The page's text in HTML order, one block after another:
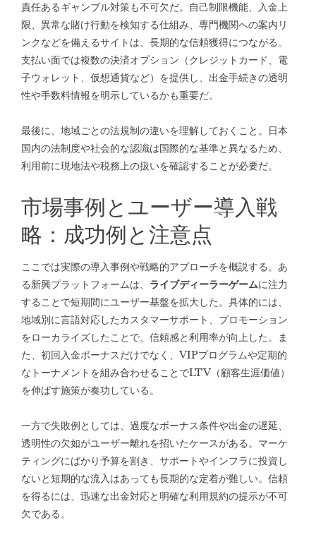
責任あるギャンブル対策も不可欠だ。自己制限機能、入金上
限、異常な賭け行動を検知する仕組み、専門機関への案内リ
ンクなどを備えるサイトは、長期的な信頼獲得につながる。
支払い面では複数の決済オプション（クレジットカード、電
子ウォレット、仮想通貨など）を提供し、出金手続きの透明
性や手数料情報を明示しているかも重要だ。
最後に、地域ごとの法規制の違いを理解しておくこと。日本
国内の法制度や社会的な認識は国際的な基準と異なるため、
利用前に現地法や税務上の扱いを確認することが必要だ。
市場事例とユーザー導入戦
略：成功例と注意点
ここでは実際の導入事例や戦略的アプローチを概説する。あ
る新興プラットフォームは、 ライブディーラーゲームに注力
することで短期間にユーザー基盤を拡大した。具体的には、
地域別に言語対応したカスタマーサポート、プロモーション
をローカライズしたことで、信頼感と利用率が向上した。ま
た、初回入金ボーナスだけでなく、VIPプログラムや定期的
なトーナメントを組み合わせることでLTV（顧客生涯価値）
を伸ばす施策が奏功している。
一方で失敗例としては、過度なボーナス条件や出金の遅延、
透明性の欠如がユーザー離れを招いたケースがある。マーケ
ティングにばかり予算を割き、サポートやインフラに投資し
ないと短期的な流入はあっても長期的な定着が難しい。信頼
を得るには、迅速な出金対応と明確な利用規約の提示が不可
欠である。